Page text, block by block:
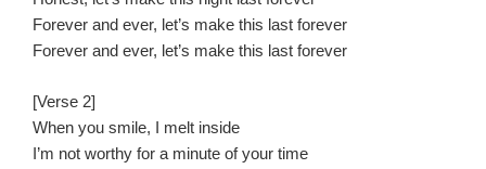
Forever and ever, let’s make this last forever
Forever and ever, let’s make this last forever
[Verse 2]
When you smile, I melt inside
I’m not worthy for a minute of your time